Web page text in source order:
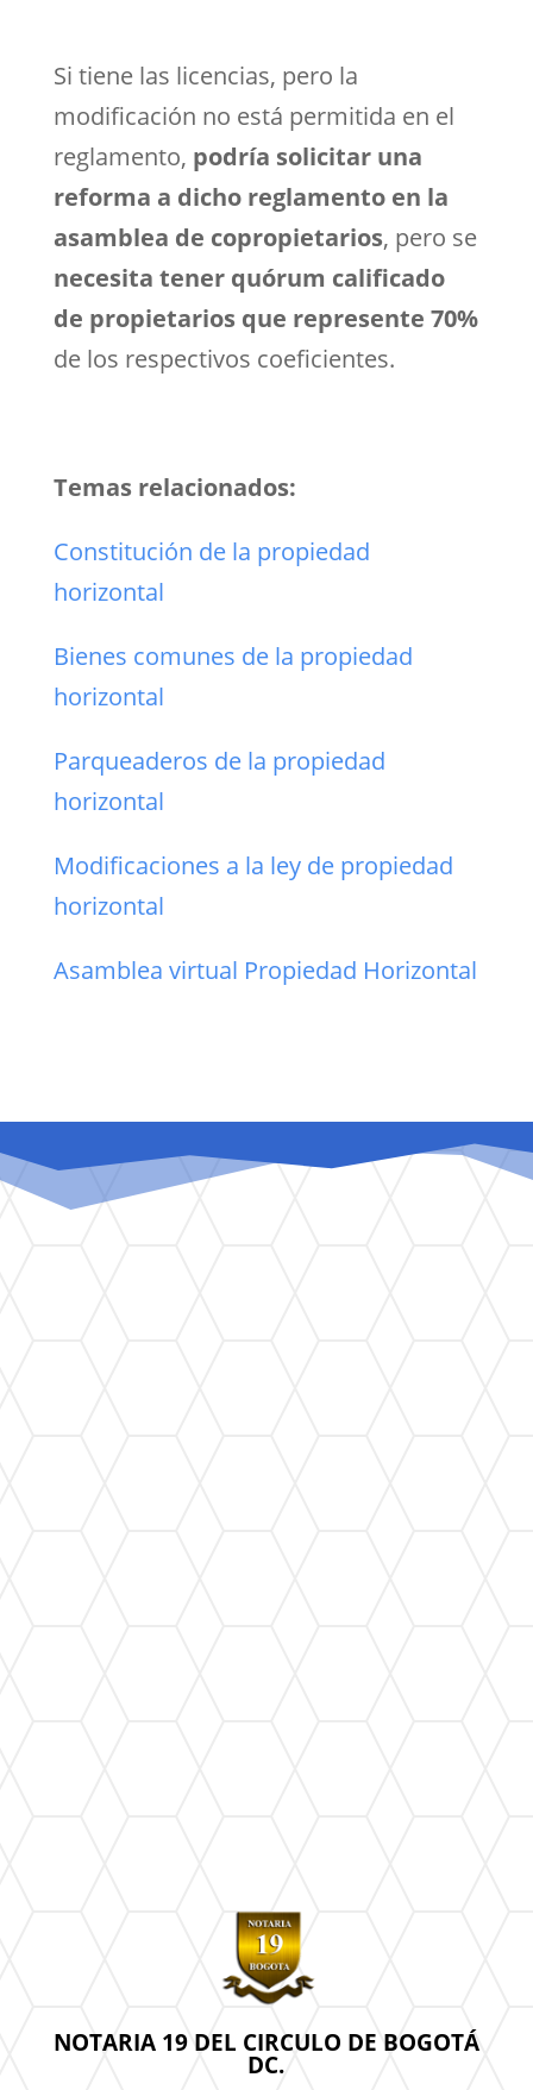
Si tiene las licencias, pero la
modificación no está permitida en el
reglamento, podría solicitar una
reforma a dicho reglamento en la
asamblea de copropietarios, pero se
necesita tener quórum calificado
de propietarios que represente 70%
de los respectivos coeficientes.
Temas relacionados:
Constitución de la propiedad
horizontal
Bienes comunes de la propiedad
horizontal
Parqueaderos de la propiedad
horizontal
Modificaciones a la ley de propiedad
horizontal
Asamblea virtual Propiedad Horizontal
NOTARIA 19 DEL CIRCULO DE BOGOTÁ
DC.